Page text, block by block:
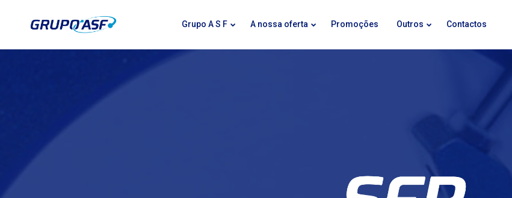
Grupo A S F A nossa oferta Promoções Outros Contactos